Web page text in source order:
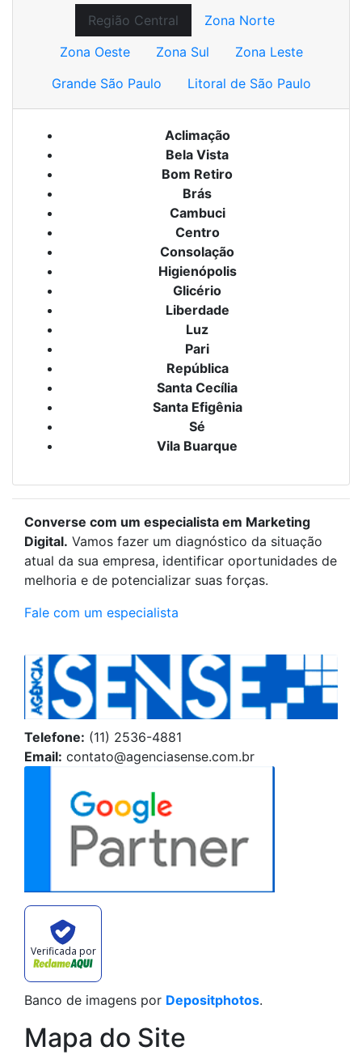
Região Central
Zona Norte
Zona Oeste
Zona Sul
Zona Leste
Grande São Paulo
Litoral de São Paulo
Aclimação
Bela Vista
Bom Retiro
Brás
Cambuci
Centro
Consolação
Higienópolis
Glicério
Liberdade
Luz
Pari
República
Santa Cecília
Santa Efigênia
Sé
Vila Buarque
Converse com um especialista em Marketing
Digital. Vamos fazer um diagnóstico da situação
atual da sua empresa, identificar oportunidades de
melhoria e de potencializar suas forças.
Fale com um especialista
Telefone: (11) 2536-4881
Email: contato@agenciasense.com.br
Verificada por
Banco de imagens por Depositphotos.
Mapa do Site